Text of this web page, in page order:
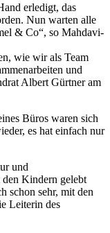
erledigt, das
Nun warten alle
& Co“, so Mahdavi-
wie wir als Team
und
Albert Gürtner am
Büros waren sich
es hat einfach nur
und
Kindern gelebt
schon sehr, mit den
Leiterin des